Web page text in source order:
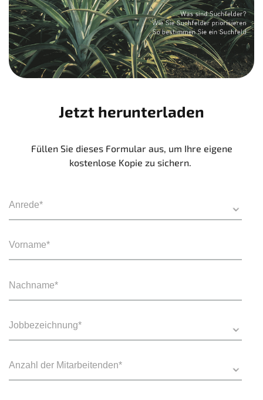
Jetzt herunterladen
Füllen Sie dieses Formular aus, um Ihre eigene
kostenlose Kopie zu sichern.